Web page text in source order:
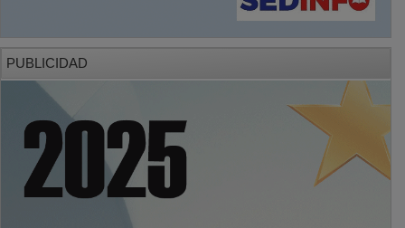
PUBLICIDAD